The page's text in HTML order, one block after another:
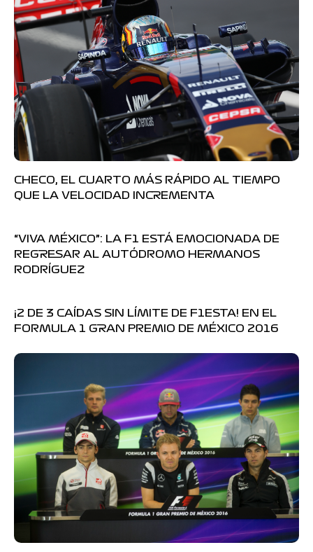
CHECO, EL CUARTO MÁS RÁPIDO AL TIEMPO
QUE LA VELOCIDAD INCREMENTA
“VIVA MÉXICO”: LA F1 ESTÁ EMOCIONADA DE
REGRESAR AL AUTÓDROMO HERMANOS
RODRÍGUEZ
¡2 DE 3 CAÍDAS SIN LÍMITE DE F1ESTA! EN EL
FORMULA 1 GRAN PREMIO DE MÉXICO 2016